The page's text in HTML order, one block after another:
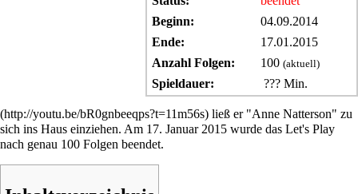
Beginn:
04.09.2014
Ende:
17.01.2015
Anzahl Folgen:
100 (aktuell)
Spieldauer: ??? Min.
ließ er "Anne Natterson" zu
sich ins Haus einziehen. Am 17. Januar 2015 wurde das Let's Play
nach genau 100 Folgen beendet.